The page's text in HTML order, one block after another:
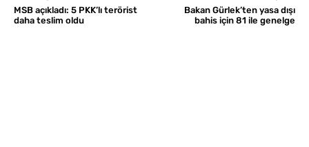
MSB açıkladı: 5 PKK’lı terörist
daha teslim oldu
Bakan Gürlek’ten yasa dışı
bahis için 81 ile genelge